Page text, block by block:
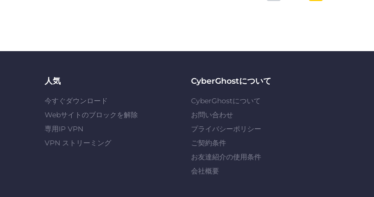
人気
今すぐダウンロード
Webサイトのブロックを解除
専用IP VPN
VPN ストリーミング
CyberGhostについて
CyberGhostについて
お問い合わせ
プライバシーポリシー
ご契約条件
お友達紹介の使用条件
会社概要